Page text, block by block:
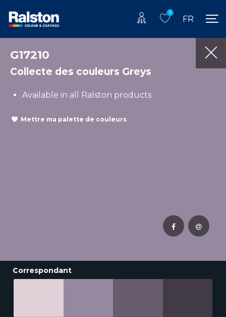
0
FR
G17210
Collecte des couleurs Greys
Available in all Ralston products
Mettre ma palette de couleurs
Correspondant